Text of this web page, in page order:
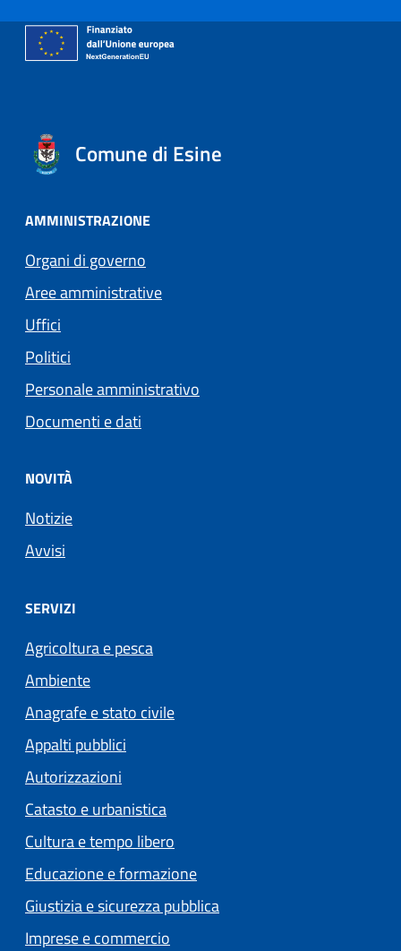
Comune di Esine
AMMINISTRAZIONE
Organi di governo
Aree amministrative
Uffici
Politici
Personale amministrativo
Documenti e dati
NOVITÀ
Notizie
Avvisi
SERVIZI
Agricoltura e pesca
Ambiente
Anagrafe e stato civile
Appalti pubblici
Autorizzazioni
Catasto e urbanistica
Cultura e tempo libero
Educazione e formazione
Giustizia e sicurezza pubblica
Imprese e commercio